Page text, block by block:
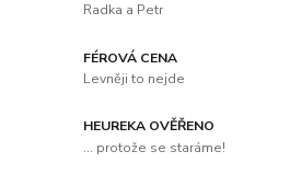
Radka a Petr
FÉROVÁ CENA
Levněji to nejde
HEUREKA OVĚŘENO
... protože se staráme!